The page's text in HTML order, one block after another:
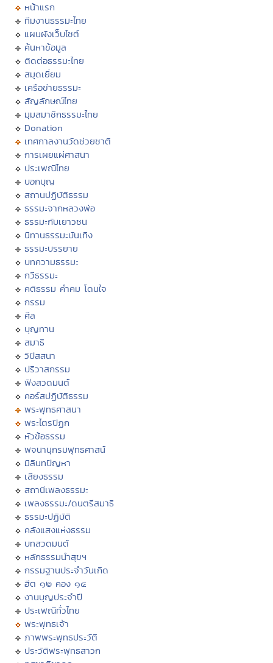
หน้าแรก
ทีมงานธรรมะไทย
แผนผังเว็บไซต์
ค้นหาข้อมูล
ติดต่อธรรมะไทย
สมุดเยี่ยม
เครือข่ายธรรมะ
สัญลักษณ์ไทย
มุมสมาชิกธรรมะไทย
Donation
เทศกาลงานวัดช่วยชาติ
การเผยแผ่ศาสนา
ประเพณีไทย
บอกบุญ
สถานปฏิบัติธรรม
ธรรมะจากหลวงพ่อ
ธรรมะกับเยาวชน
นิทานธรรมะบันเทิง
ธรรมะบรรยาย
บทความธรรมะ
กวีธรรมะ
คติธรรม คำคม โดนใจ
กรรม
ศีล
บุญทาน
สมาธิ
วิปัสสนา
ปริวาสกรรม
ฟังสวดมนต์
คอร์สปฏิบัติธรรม
พระพุทธศาสนา
พระไตรปิฏก
หัวข้อธรรม
พจนานุกรมพุทธศาสน์
มิลินทปัญหา
เสียงธรรม
สถานีเพลงธรรมะ
เพลงธรรมะ/ดนตรีสมาธิ
ธรรมะปฏิบัติ
คลังแสงแห่งธรรม
บทสวดมนต์
หลักธรรมนำสุขฯ
กรรมฐานประจำวันเกิด
ฮีต ๑๒ คอง ๑๔
งานบุญประจำปี
ประเพณีทั่วไทย
พระพุทธเจ้า
ภาพพระพุทธประวัติ
ประวัติพระพุทธสาวก